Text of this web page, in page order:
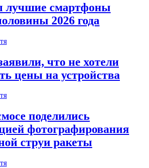
лучшие смартфоны
2026 года
что не хотели
цены на устройства
поделились
фотографирования
струи ракеты